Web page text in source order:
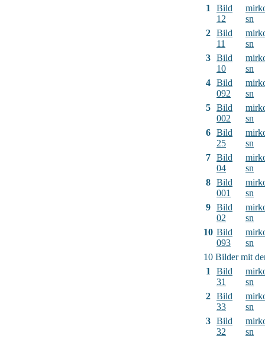
1
Bild
12
sn
2 Bild
11
sn
3 Bild
10
sn
4 Bild
092
sn
5 Bild
002
sn
6 Bild
25
sn
7 Bild
04
sn
8 Bild
001
sn
9 Bild
02
sn
10 Bild
093
sn
10 Bilder mit
1
Bild
31
sn
2 Bild
33
sn
3 Bild
32
sn